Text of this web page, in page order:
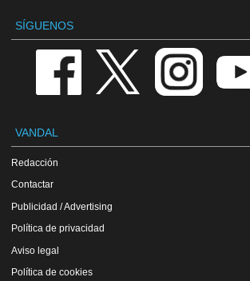
SÍGUENOS
VANDAL
Redacción
Contactar
Publicidad / Advertising
Política de privacidad
Aviso legal
Política de cookies